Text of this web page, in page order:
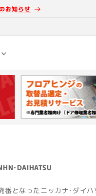
お知らせ
･DAIHATSU
番となったニッカナ･ダイ